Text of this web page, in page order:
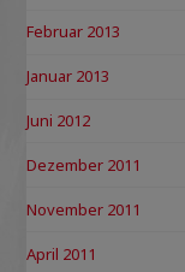
Februar 2013
Januar 2013
Juni 2012
Dezember 2011
November 2011
April 2011